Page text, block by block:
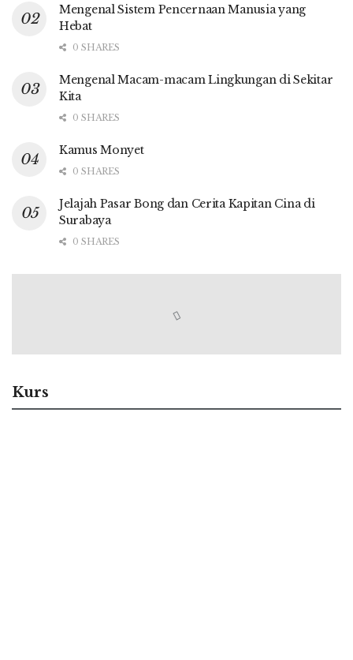
Mengenal Sistem Pencernaan Manusia yang
Hebat
0 SHARES
Mengenal Macam-macam Lingkungan di Sekitar
Kita
0 SHARES
Kamus Monyet
0 SHARES
Jelajah Pasar Bong dan Cerita Kapitan Cina di
Surabaya
0 SHARES
Kurs